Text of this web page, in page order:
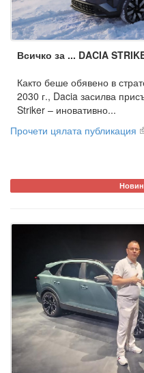
Всичко за ... DACIA
Както беше обявено в
2030 г., Dacia засилва
Striker – иновативно...
Прочети цялата публикация